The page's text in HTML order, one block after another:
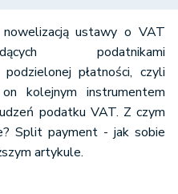
zwrot VAT
sobie poradzić?
ustawy o VAT
podatnikami
płatności, czyli
kolejnym instrumentem
podatku VAT. Z czym
Split payment - jak sobie
artykule.